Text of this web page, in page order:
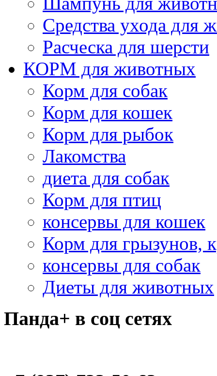
Cредства ухода для
Расческа для шерсти
КОРМ для животных
Корм для собак
Корм для кошек
Корм для рыбок
Лакомства
диета для собак
Корм для птиц
консервы для кошек
Корм для грызунов,
консервы для собак
Диеты для животных
Панда+ в соц сетях